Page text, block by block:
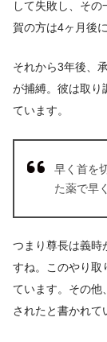
して失敗し、そ
賀の方は4ヶ月後に
それから3年後、
が捕縛。彼は取り
ています。
早く首を
た薬で早
つまり尊長は義時
すね。このやり取
ています。その他
されたと書かれて